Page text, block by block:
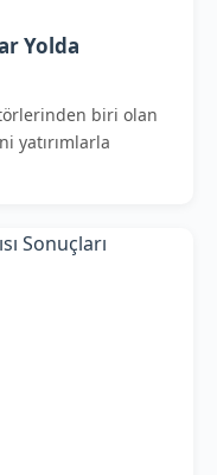
Yolda
biri olan
yatırımlarla